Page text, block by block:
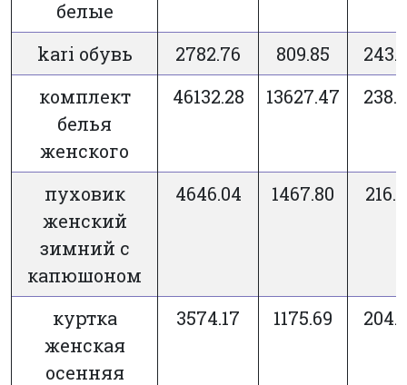
белые
kari обувь 2782.76 809.85
комплект
белья
женского
46132.28 13627.47
пуховик
женский
зимний с
капюшоном
4646.04 1467.80
куртка
женская
осенняя
3574.17 1175.69